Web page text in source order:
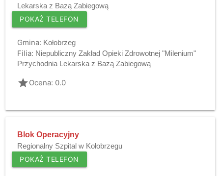
Lekarska z Bazą Zabiegową
POKAŻ TELEFON
Gmina: Kołobrzeg
Filia: Niepubliczny Zakład Opieki Zdrowotnej "Milenium"
Przychodnia Lekarska z Bazą Zabiegową
gradeOcena: 0.0
Blok Operacyjny
Regionalny Szpital w Kołobrzegu
POKAŻ TELEFON